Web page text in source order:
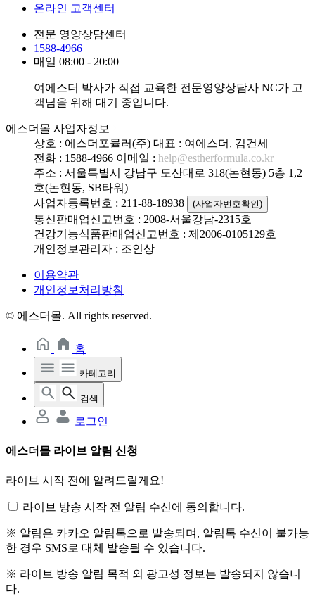
온라인 고객센터
전문 영양상담센터
1588-4966
매일 08:00 - 20:00
여에스더 박사가 직접 교육한 전문영양상담사 NC가 고
객님을 위해 대기 중입니다.
에스더몰 사업자정보
상호 : 에스더포뮬러(주) 대표 : 여에스더, 김건세
전화 : 1588-4966 이메일 : help@estherformula.co.kr
주소 : 서울특별시 강남구 도산대로 318(논현동) 5층 1,2
호(논현동, SB타워)
사업자등록번호 : 211-88-18938
(사업자번호확인)
통신판매업신고번호 : 2008-서울강남-2315호
건강기능식품판매업신고번호 : 제2006-0105129호
개인정보관리자 : 조인상
이용약관
개인정보처리방침
© 에스더몰. All rights reserved.
홈
카테고리
검색
로그인
에스더몰 라이브 알림 신청
라이브 시작 전에 알려드릴게요!
라이브 방송 시작 전 알림 수신에 동의합니다.
※ 알림은 카카오 알림톡으로 발송되며, 알림톡 수신이 불가능
한 경우 SMS로 대체 발송될 수 있습니다.
※ 라이브 방송 알림 목적 외 광고성 정보는 발송되지 않습니
다.